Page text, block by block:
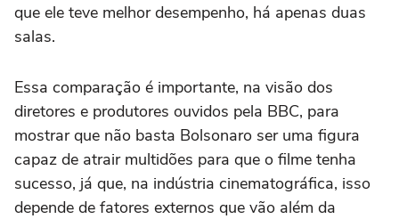
que ele teve melhor desempenho, há apenas duas
salas.
Essa comparação é importante, na visão dos
diretores e produtores ouvidos pela BBC, para
mostrar que não basta Bolsonaro ser uma figura
capaz de atrair multidões para que o filme tenha
sucesso, já que, na indústria cinematográfica, isso
depende de fatores externos que vão além da